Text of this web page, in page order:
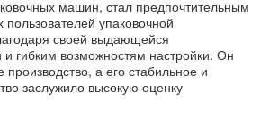
машин, стал предпочтительным
упаковочной
своей выдающейся
и гибким возможностям настройки. Он
производство, а его стабильное и
заслужило высокую оценку